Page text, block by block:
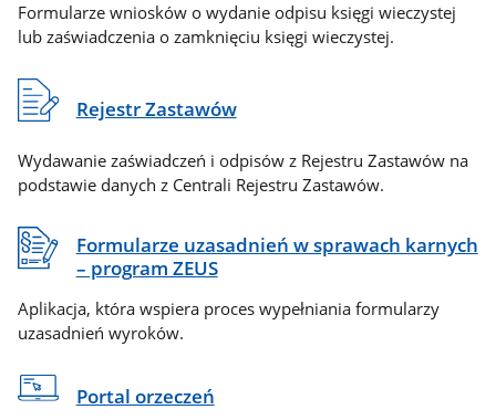
Formularze wniosków o wydanie odpisu księgi wieczystej
lub zaświadczenia o zamknięciu księgi wieczystej.
Rejestr Zastawów
Wydawanie zaświadczeń i odpisów z Rejestru Zastawów na
podstawie danych z Centrali Rejestru Zastawów.
Formularze uzasadnień w sprawach karnych
– program ZEUS
Aplikacja, która wspiera proces wypełniania formularzy
uzasadnień wyroków.
Portal orzeczeń